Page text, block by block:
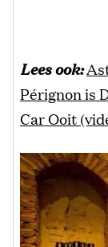
Lees ook:
Pérignon is
Car Ooit